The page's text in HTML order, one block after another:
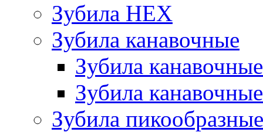
Зубила HEX
Зубила канавочные
Зубила
Зубила
Зубила пикообразные